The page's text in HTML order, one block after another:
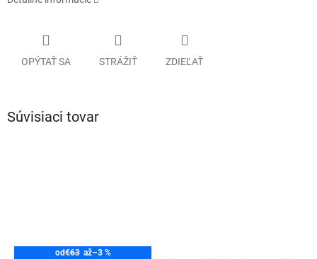
OPÝTAŤ SA STRÁŽIŤ ZDIEĽAŤ
Súvisiaci tovar
od€63 až–3 %